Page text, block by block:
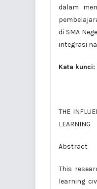
dalam
di SMA
integrasi
Kata kunci:
THE
LEARNING
Abstract
This
learning